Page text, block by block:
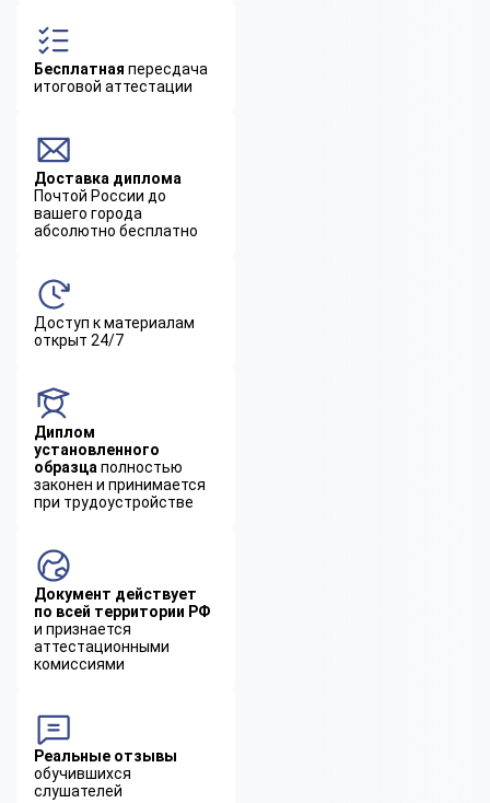
Бесплатная пересдача
итоговой аттестации
Доставка диплома
Почтой России до
вашего города
абсолютно бесплатно
Доступ к материалам
открыт 24/7
Диплом
установленного
образца полностью
законен и принимается
при трудоустройстве
Документ действует
по всей территории РФ
и признается
аттестационными
комиссиями
Реальные отзывы
обучившихся
слушателей